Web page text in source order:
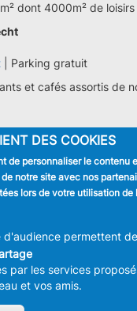
dont 4000m² de
| Parking gratuit
et cafés assortis de
JE SUIS
Habitant
Journaliste
DES COOKIES
de personnaliser le
notre site avec nos
lors de votre utilisation
d'audience permettent
par les services
et vos amis.